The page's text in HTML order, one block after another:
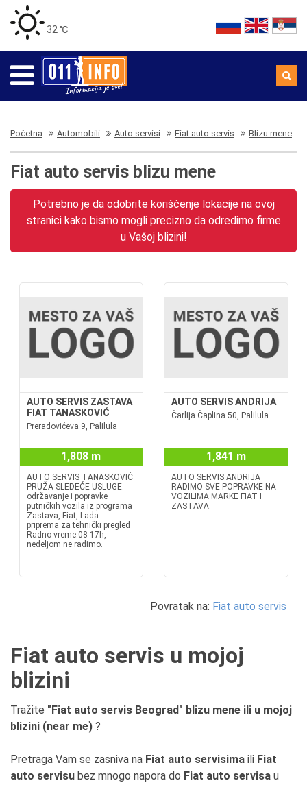
32 ℃
Početna Automobili Auto servisi Fiat auto servis Blizu mene
Fiat auto servis blizu mene
Potrebno je da odobrite korišćenje lokacije na ovoj
stranici kako bismo mogli precizno da odredimo firme
u Vašoj blizini!
AUTO SERVIS ZASTAVA
FIAT TANASKOVIĆ
Preradovićeva 9, Palilula
1,808 m
AUTO SERVIS TANASKOVIĆ
PRUŽA SLEDEĆE USLUGE: -
održavanje i popravke
putničkih vozila iz programa
Zastava, Fiat, Lada...-
priprema za tehnički pregled
Radno vreme:08-17h,
nedeljom ne radimo.
AUTO SERVIS ANDRIJA
Čarlija Čaplina 50, Palilula
1,841 m
AUTO SERVIS ANDRIJA
RADIMO SVE POPRAVKE NA
VOZILIMA MARKE FIAT I
ZASTAVA.
Povratak na: Fiat auto servis
Fiat auto servis u mojoj
blizini
Tražite "Fiat auto servis Beograd" blizu mene ili u mojoj
blizini (near me) ?
Pretraga Vam se zasniva na Fiat auto servisima ili Fiat
auto servisu bez mnogo napora do Fiat auto servisa u